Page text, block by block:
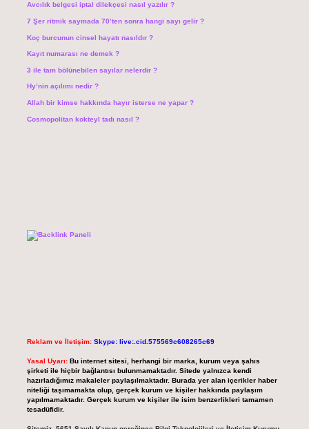
Avcılık belgesi iptal dilekçesi nasıl yazılır ?
7 Şer ritmik saymada 70’ten sonra hangi sayı gelir ?
Koç burcunun cinsel hayatı nasıldır ?
Kayıt numarası ne demek ?
3 ile tam bölünebilen sayılar nelerdir ?
Hy’nin açılımı nedir ?
Allah bir kimse hakkında hayır isterse ne yapar ?
Cosmopolitan kokteyl tadı nasıl ?
Reklam ve İletişim: Skype: live:.cid.575569c608265c69
Yasal Uyarı: Bu internet sitesi, herhangi bir marka, kurum veya şahıs
şirketi ile hiçbir bağlantısı bulunmamaktadır. Sitede yalnızca kendi
hazırladığımız makaleler paylaşılmaktadır. Burada yer alan içerikler haber
niteliği taşımamakta olup, gerçek kurum ve kişiler hakkında paylaşım
yapılmamaktadır. Gerçek kurum ve kişiler ile isim benzerlikleri tamamen
tesadüfidir.